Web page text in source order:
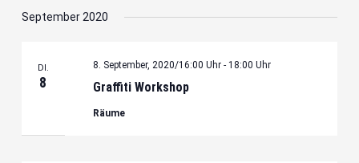
September 2020
DI.
8 Graffiti Workshop
8. September, 2020/16:00 Uhr- 18:00 Uhr
Räume